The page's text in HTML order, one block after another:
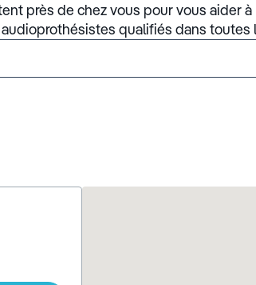
près de chez vous pour vous aider
qualifiés dans toutes